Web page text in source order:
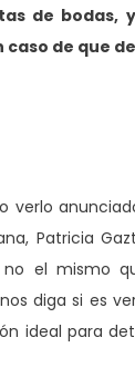
de bodas,
de que
verlo
Patricia
no el mismo
diga si es
ideal para